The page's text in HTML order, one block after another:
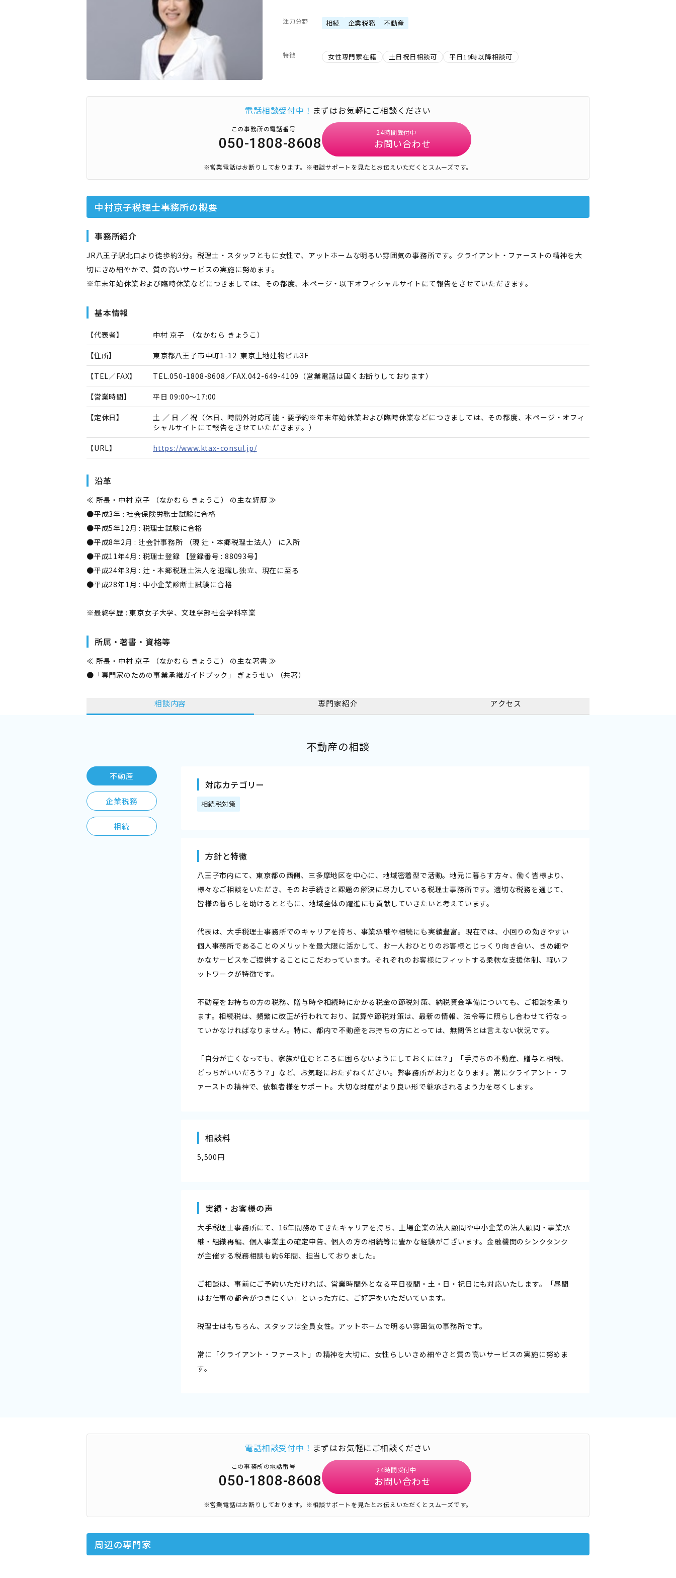
注力分野 相続 企業税務 不動産
特徴 女性専門家在籍 土日祝日相談可 平日19時以降相談可
電話相談受付中！ まずはお気軽にご相談ください
この事務所の電話番号
050-1808-8608
24時間受付中
お問い合わせ
※営業電話はお断りしております。 ※相談サポートを見たとお伝えいただくとスムーズです。
中村京子税理士事務所の概要
事務所紹介
JR八王子駅北口より徒歩約3分。税理士・スタッフともに女性で、アットホームな明るい雰囲気の事務所です。クライアント・ファーストの精神を大
切にきめ細やかで、質の高いサービスの実施に努めます。
※年末年始休業および臨時休業などにつきましては、その都度、本ページ・以下オフィシャルサイトにて報告をさせていただきます。
基本情報
【代表者】 中村 京子 （なかむら きょうこ）
【住所】 東京都八王子市中町1-12 東京土地建物ビル3F
【TEL／FAX】 TEL.050-1808-8608／FAX.042-649-4109 （営業電話は固くお断りしております）
【営業時間】 平日 09:00～17:00
【定休日】
土 ／ 日 ／ 祝（休日、時間外対応可能・要予約※年末年始休業および臨時休業などにつきましては、その都度、本ページ・オフィ
シャルサイトにて報告をさせていただきます。）
【URL】 https://www.ktax-consul.jp/
沿革
≪ 所長・中村 京子 （なかむら きょうこ） の主な経歴 ≫
●平成3年 : 社会保険労務士試験に合格
●平成5年12月 : 税理士試験に合格
●平成8年2月 : 辻会計事務所 （現 辻・本郷税理士法人） に入所
●平成11年4月 : 税理士登録 【登録番号 : 88093号】
●平成24年3月 : 辻・本郷税理士法人を退職し独立、現在に至る
●平成28年1月 : 中小企業診断士試験に合格
※最終学歴 : 東京女子大学、文理学部社会学科卒業
所属・著書・資格等
≪ 所長・中村 京子 （なかむら きょうこ） の主な著書 ≫
●「専門家のための事業承継ガイドブック」 ぎょうせい （共著）
相談内容 専門家紹介 アクセス
不動産の相談
不動産
企業税務
相続
対応カテゴリー
相続税対策
方針と特徴
八王子市内にて、東京都の西側、三多摩地区を中心に、地域密着型で活動。地元に暮らす方々、働く皆様より、
様々なご相談をいただき、そのお手続きと課題の解決に尽力している税理士事務所です。適切な税務を通じて、
皆様の暮らしを助けるとともに、地域全体の躍進にも貢献していきたいと考えています。
代表は、大手税理士事務所でのキャリアを持ち、事業承継や相続にも実績豊富。現在では、小回りの効きやすい
個人事務所であることのメリットを最大限に活かして、お一人おひとりのお客様とじっくり向き合い、きめ細や
かなサービスをご提供することにこだわっています。それぞれのお客様にフィットする柔軟な支援体制、軽いフ
ットワークが特徴です。
不動産をお持ちの方の税務、贈与時や相続時にかかる税金の節税対策、納税資金準備についても、ご相談を承り
ます。相続税は、頻繁に改正が行われており、試算や節税対策は、最新の情報、法令等に照らし合わせて行なっ
ていかなければなりません。特に、都内で不動産をお持ちの方にとっては、無関係とは言えない状況です。
「自分が亡くなっても、家族が住むところに困らないようにしておくには？」「手持ちの不動産、贈与と相続、
どっちがいいだろう？」など、お気軽におたずねください。弊事務所がお力となります。常にクライアント・フ
ァーストの精神で、依頼者様をサポート。大切な財産がより良い形で継承されるよう力を尽くします。
相談料
5,500円
実績・お客様の声
大手税理士事務所にて、16年間務めてきたキャリアを持ち、上場企業の法人顧問や中小企業の法人顧問・事業承
継・組織再編、個人事業主の確定申告、個人の方の相続等に豊かな経験がございます。金融機関のシンクタンク
が主催する税務相談も約6年間、担当しておりました。
ご相談は、事前にご予約いただければ、営業時間外となる平日夜間・土・日・祝日にも対応いたします。「昼間
はお仕事の都合がつきにくい」といった方に、ご好評をいただいています。
税理士はもちろん、スタッフは全員女性。アットホームで明るい雰囲気の事務所です。
常に「クライアント・ファースト」の精神を大切に、女性らしいきめ細やさと質の高いサービスの実施に努めま
す。
電話相談受付中！ まずはお気軽にご相談ください
この事務所の電話番号
050-1808-8608
24時間受付中
お問い合わせ
※営業電話はお断りしております。 ※相談サポートを見たとお伝えいただくとスムーズです。
周辺の専門家